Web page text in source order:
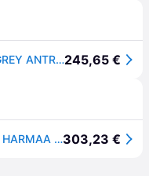
Bilbarnstol - BABYAUTO - AITANA GREY ANTRACITE - Från födsel till 12 år - 0-36 kg - I-Size - ISOFIX - 360° vridbar - ECE R129245,65 €
Lastenistuin - BABYAUTO - AITANA HARMAA ANTRASIITTI - syntymästä 12 vuoteen - 0-36 kg - I-Size - ISOFIX - Käännettävä 360 - ECE R129303,23 €